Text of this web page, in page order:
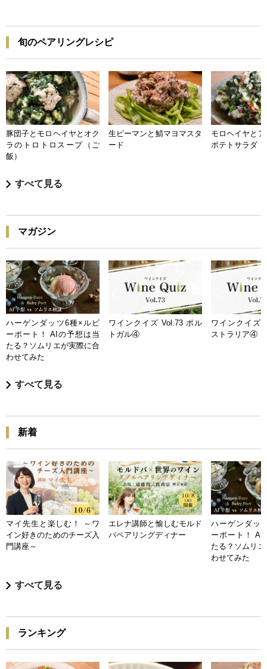
旬のペアリングレシピ
豚団子とモロヘイヤとオク
ラのトロトロスープ（ご
飯）
生ピーマンと鯖マヨマスタ
ード
モロヘイヤと
ポテトサラダ
すべて見る
マガジン
ハーゲンダッツ6種×ルビ
ーポート！ AIの予想は当
たる？ソムリエが実際に合
わせてみた
ワインクイズ Vol.73 ポル
トガル④
ワインクイズ
ストラリア④
すべて見る
新着
マイ先生と楽しむ！ ～ワ
イン好きのためのチーズ入
門講座～
エレナ講師と愉しむモルド
バペアリングディナー
ハーゲンダッ
ーポート！ AI
たる？ソムリ
わせてみた
すべて見る
ランキング